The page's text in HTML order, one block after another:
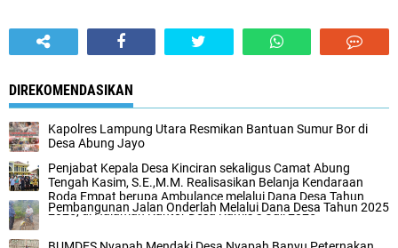
DIREKOMENDASIKAN
Kapolres Lampung Utara Resmikan Bantuan Sumur Bor di
Desa Abung Jayo
Penjabat Kepala Desa Kinciran sekaligus Camat Abung
Tengah Kasim, S.E.,M.M. Realisasikan Belanja Kendaraan
Roda Empat berupa Ambulance melalui Dana Desa Tahun
2025, di Halaman Kantor Desa Kamis 3 Juli 2025
Pembangunan Jalan Onderlah Melalui Dana Desa Tahun 2025